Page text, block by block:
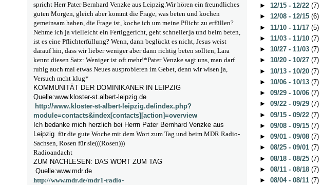
spricht Herr Pater Bernhard Venzke aus Leipzig.Wir hören ein freundliches
guten Morgen, gleich aber kommt die Frage, was beten und kochen
gemeinsam haben, die Frage ist, koche ich um meine Pflicht zu erfüllen?
Nehme ich ja vielleicht ein Fertiggericht, geht schneller.ja und beim beten,
ist es eine Pflichterfüllung? Wenn, dann beglückt es nicht, Jesus weist
darauf hin, dass wir lieber weniger aber dann richtig beten sollten, Lara
kennt diesen Satz: Weniger ist oft mehr!*Pater Venzke sagt uns, man darf
ruhig auch mal etwas Neues ausprobieren im Gebet, denn wir wisen ja,
Versuch mcht klug*
KOMMUNITÄT DER DOMINIKANER IN LEIPZIG
Quelle:www.kloster-st.albert-leipzig.de
http://www.kloster-st-albert-leipzig.de/index.php?
module=contacts&index[contacts][action]=overview
Ich bedanke mich herzlich bei Herrn Pater Bernhard Venzke aus
Leipzig für die gute Woche mit dem Wort zum Tag und beim MDR Radio-
Sachsen, Rosen für sie(((Rosen)))
Radioandacht
ZUM NACHLESEN: DAS WORT ZUM TAG
Quelle:www.mdr.de
http://www.mdr.de/mdr1-radio-
► 12/15 - 12/22 (7)
► 12/08 - 12/15 (6)
► 11/10 - 11/17 (5)
► 11/03 - 11/10 (7)
► 10/27 - 11/03 (7)
► 10/20 - 10/27 (7)
► 10/13 - 10/20 (7)
► 10/06 - 10/13 (7)
► 09/29 - 10/06 (7)
► 09/22 - 09/29 (7)
► 09/15 - 09/22 (7)
► 09/08 - 09/15 (7)
► 09/01 - 09/08 (7)
► 08/25 - 09/01 (7)
► 08/18 - 08/25 (7)
► 08/11 - 08/18 (7)
► 08/04 - 08/11 (7)